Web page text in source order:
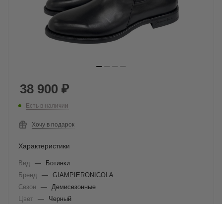
38 900 ₽
Есть в наличии
Хочу в подарок
Характеристики
Вид —
Ботинки
Бренд
— GIAMPIERONICOLA
Сезон
—
Демисезонные
Цвет —
Черный